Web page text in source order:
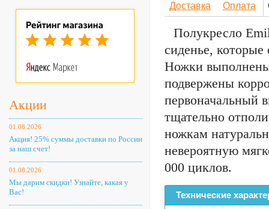
Акции
01.08.2026
Акция! 25% суммы доставки по России
за наш счет!
01.08.2026
Мы дарим скидки! Узнайте, какая у
Вас!
Доставка Оплата
Полукресло
сиденье,
Ножки
подвержены
первоначальный
тщательно
ножкам
невероятную
000 циклов.
Технические